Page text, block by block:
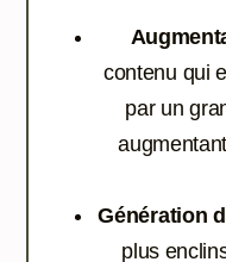
contenu qui
par un
Génération
plus